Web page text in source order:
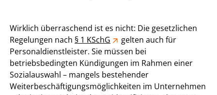
Wirklich überraschend ist es nicht: Die gesetzlichen
Regelungen nach § 1 KSchG
gelten auch für
Personaldienstleister. Sie müssen bei
betriebsbedingten Kündigungen im Rahmen einer
Sozialauswahl – mangels bestehender
Weiterbeschäftigungsmöglichkeiten im Unternehmen